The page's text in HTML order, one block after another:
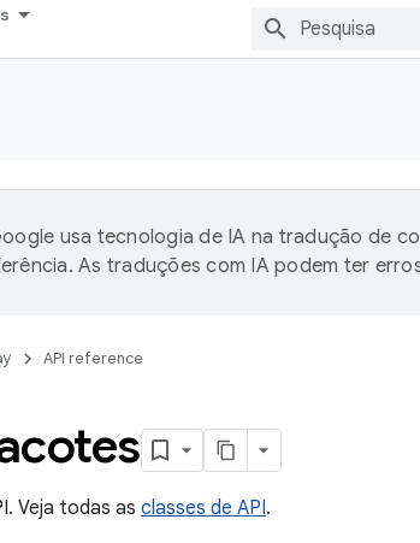
usa tecnologia de IA na tradução de
As traduções com IA podem ter
API reference
Veja todas as classes de API.